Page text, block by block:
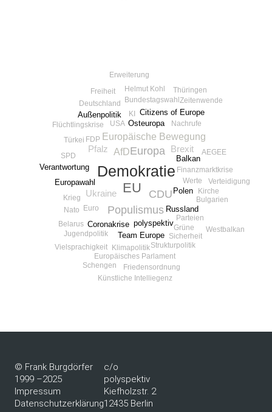
Demokratie
EU
Europa
CDU
Populismus
AfD
Europäische Bewegung
Ukraine
Brexit
Pfalz
Osteuropa
polyspektiv
Europawahl
Team Europe
Russland
Balkan
Coronakrise
Außenpolitik Citizens of Europe
Polen
Verantwortung
FDP
Finanzmarktkrise
Flüchtlingskrise
Bundestagswahl
Werte
Euro
Krieg
Parteien
USA
Klimapolitik
Nachrufe
SPD
Deutschland
Europäisches Parlament
Grüne
Helmut Kohl
Jugendpolitik
Kirche
Sicherheit
Strukturpolitik
Türkei
Vielsprachigkeit
AEGEE
Belarus
Bulgarien
Erweiterung
Freiheit
Friedensordnung
KI
Künstliche Intelliegenz
Nato
Schengen
Thüringen
Verteidigung
Westbalkan
Zeitenwende
© Frank Burgdörfer
1999 –2025
Impressum
Datenschutzerklärung
c/o
polyspektiv
Kiefholzstr. 2
12435 Berlin